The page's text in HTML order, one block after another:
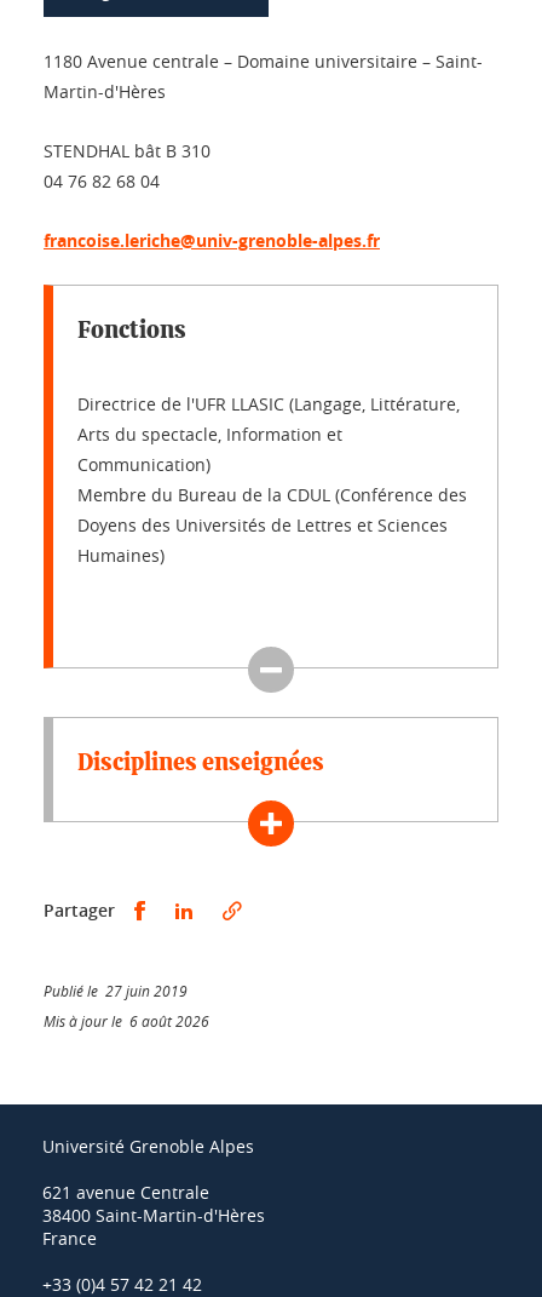
1180 Avenue centrale – Domaine universitaire – Saint-
Martin-d'Hères
STENDHAL bât B 310
04 76 82 68 04
francoise.leriche@univ-grenoble-alpes.fr
Fonctions
Directrice de l'UFR LLASIC (Langage, Littérature,
Arts du spectacle, Information et
Communication)
Membre du Bureau de la CDUL (Conférence des
Doyens des Universités de Lettres et Sciences
Humaines)
Disciplines enseignées
Partager Partager sur Facebook
Partager sur LinkedIn
Publié le 27 juin 2019
Mis à jour le 6 août 2026
Université Grenoble Alpes
621 avenue Centrale
38400 Saint-Martin-d'Hères
France
+33 (0)4 57 42 21 42